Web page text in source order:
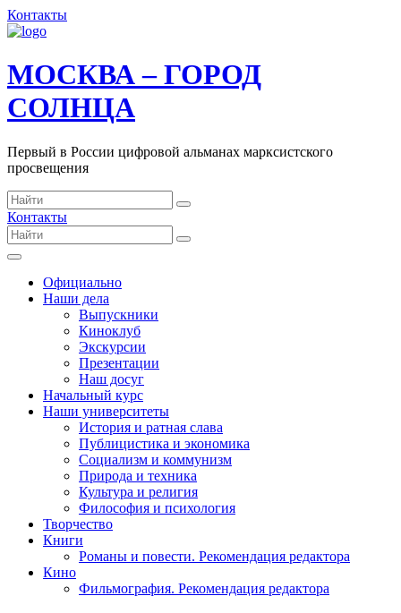
Контакты
МОСКВА – ГОРОД
СОЛНЦА
Первый в России цифровой альманах марксистского
просвещения
Контакты
Официально
Наши дела
Выпускники
Киноклуб
Экскурсии
Презентации
Наш досуг
Начальный курс
Наши университеты
История и ратная слава
Публицистика и экономика
Социализм и коммунизм
Природа и техника
Культура и религия
Философия и психология
Творчество
Книги
Романы и повести. Рекомендация редактора
Кино
Фильмография. Рекомендация редактора